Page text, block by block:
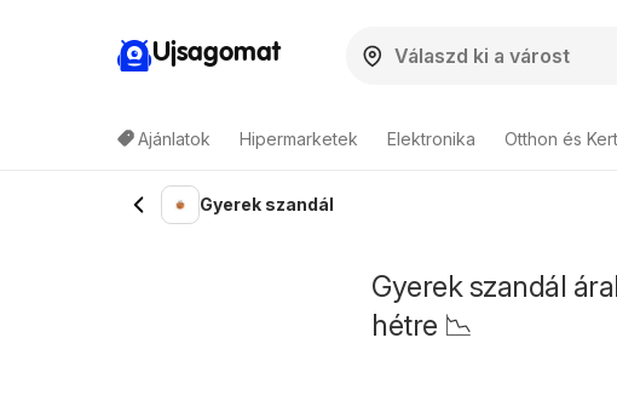
Ujsagomat
Ajánlatok Hipermarketek Elektronika Otthon és Kert
Gyerek szandál
Gyerek szandál
hétre 📉